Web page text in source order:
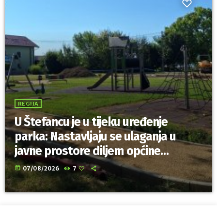
REGIJA
U Štefancu je u tijeku uređenje
parka: Nastavljaju se ulaganja u
javne prostore diljem općine
Trnovec Bartolovečki
today 07/08/2026 7